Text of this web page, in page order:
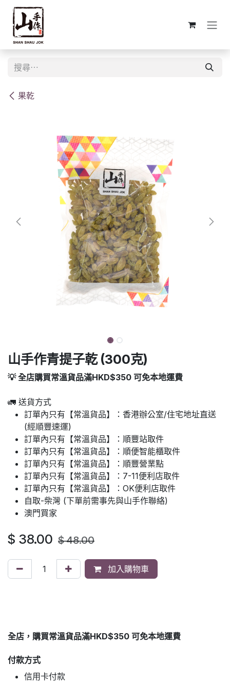
跳至內容
果乾
山手作青提子乾 (300克)
💡 全店購買常溫貨品滿HKD$350 可免本地運費
🚛 送貨方式
訂單內只有【常溫貨品】：香港辦公室/住宅地址直送
(經順豐速運)
訂單內只有【常溫貨品】：順豐站取件
訂單內只有【常溫貨品】：順便智能櫃取件
訂單內只有【常溫貨品】：順豐營業點
訂單內只有【常溫貨品】：7-11便利店取件
訂單內只有【常溫貨品】：OK便利店取件
自取-柴灣 (下單前需事先與山手作聯絡)
澳門買家
$ 38.00 $48.00
加入購物車
全店，購買常溫貨品滿HKD$350 可免本地運費
付款方式
信用卡付款